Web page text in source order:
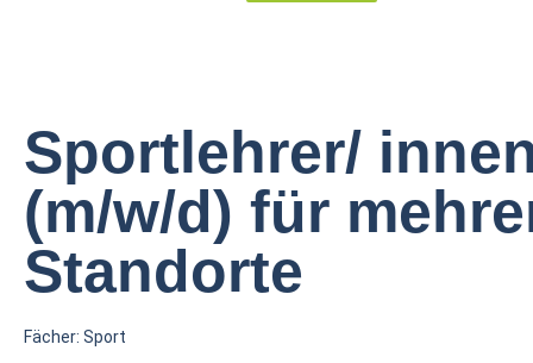
Sportlehrer/
(m/w/d) für
Standorte
Fächer: Sport